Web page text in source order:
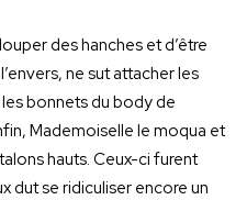
des hanches et d’être
ne sut attacher les
bonnets du body de
Mademoiselle le moqua et
hauts. Ceux-ci furent
dut se ridiculiser encore un